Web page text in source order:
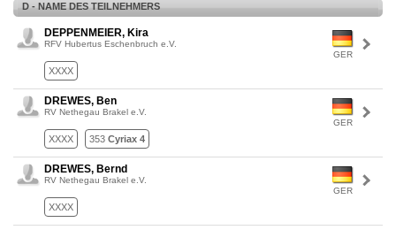
D - NAME DES TEILNEHMERS
GER
DEPPENMEIER, Kira
RFV Hubertus Eschenbruch e.V.
XXXX
GER
DREWES, Ben
RV Nethegau Brakel e.V.
XXXX 353 Cyriax 4
GER
DREWES, Bernd
RV Nethegau Brakel e.V.
XXXX